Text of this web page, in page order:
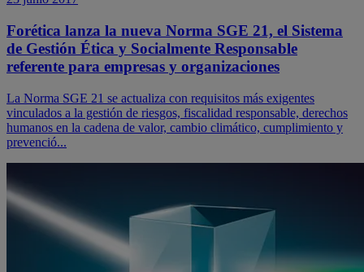
Forética lanza la nueva Norma SGE 21, el Sistema
de Gestión Ética y Socialmente Responsable
referente para empresas y organizaciones
La Norma SGE 21 se actualiza con requisitos más exigentes
vinculados a la gestión de riesgos, fiscalidad responsable, derechos
humanos en la cadena de valor, cambio climático, cumplimiento y
prevenció...